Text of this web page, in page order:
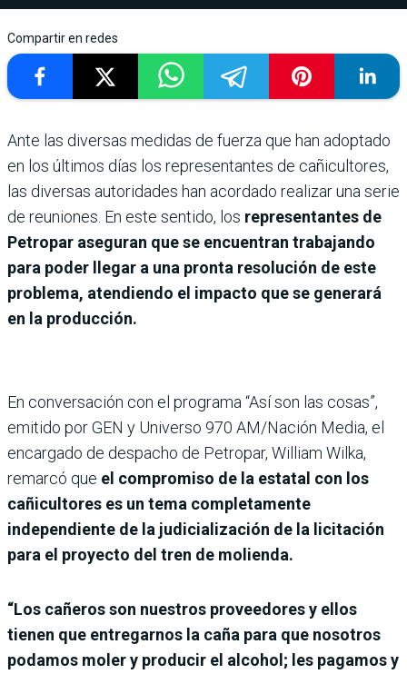
Compartir en redes
Ante las diversas medidas de fuerza que han adoptado
en los últimos días los representantes de cañicultores,
las diversas autoridades han acordado realizar una serie
de reuniones. En este sentido, los representantes de
Petropar aseguran que se encuentran trabajando
para poder llegar a una pronta resolución de este
problema, atendiendo el impacto que se generará
en la producción.
En conversación con el programa “Así son las cosas”,
emitido por GEN y Universo 970 AM/Nación Media, el
encargado de despacho de Petropar, William Wilka,
remarcó que el compromiso de la estatal con los
cañicultores es un tema completamente
independiente de la judicialización de la licitación
para el proyecto del tren de molienda.
“Los cañeros son nuestros proveedores y ellos
tienen que entregarnos la caña para que nosotros
podamos moler y producir el alcohol; les pagamos y